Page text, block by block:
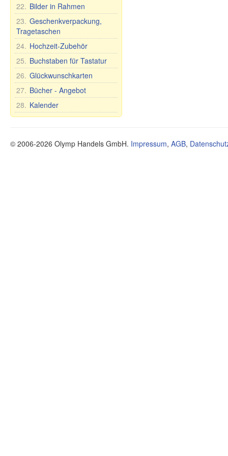
Schneidebretter
Kosmetische Tonerde
Tee und Kräuter
Öle
Gesundheit
Nahrungsergänzungsmittel
Sonstiges
Mundhygiene
Lebensmittel
Schuhe
Ländernamen
Tassen und Becher
Teller, Schalen und
anderes
Teekannen und
Zuckerdosen
Tee- und Tafelsets für 6
Personen
Spielzeuge
Stehaufpuppe
Nevaljashka
Plüschtiere
Spiele
22. Bilder in Rahmen
23. Geschenkverpackung,
Tragetaschen
24. Hochzeit-Zubehör
25. Buchstaben für Tastatur
26. Glückwunschkarten
27. Bücher - Angebot
28. Kalender
© 2006-2026 Olymp Handels GmbH. Impressum, AGB,